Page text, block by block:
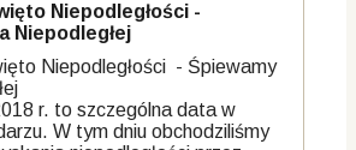
Niepodległości -
Niepodległej
Niepodległości - Śpiewamy
r. to szczególna data w
W tym dniu obchodziliśmy